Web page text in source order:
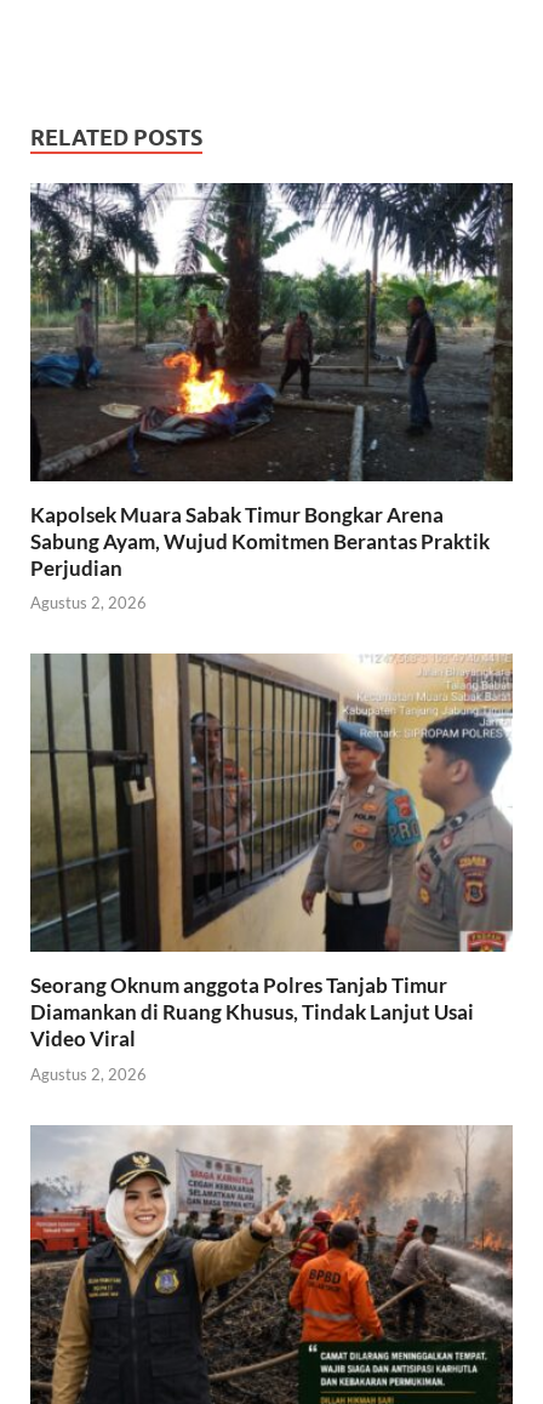
RELATED POSTS
Kapolsek Muara Sabak Timur Bongkar Arena
Sabung Ayam, Wujud Komitmen Berantas Praktik
Perjudian
Agustus 2, 2026
Seorang Oknum anggota Polres Tanjab Timur
Diamankan di Ruang Khusus, Tindak Lanjut Usai
Video Viral
Agustus 2, 2026